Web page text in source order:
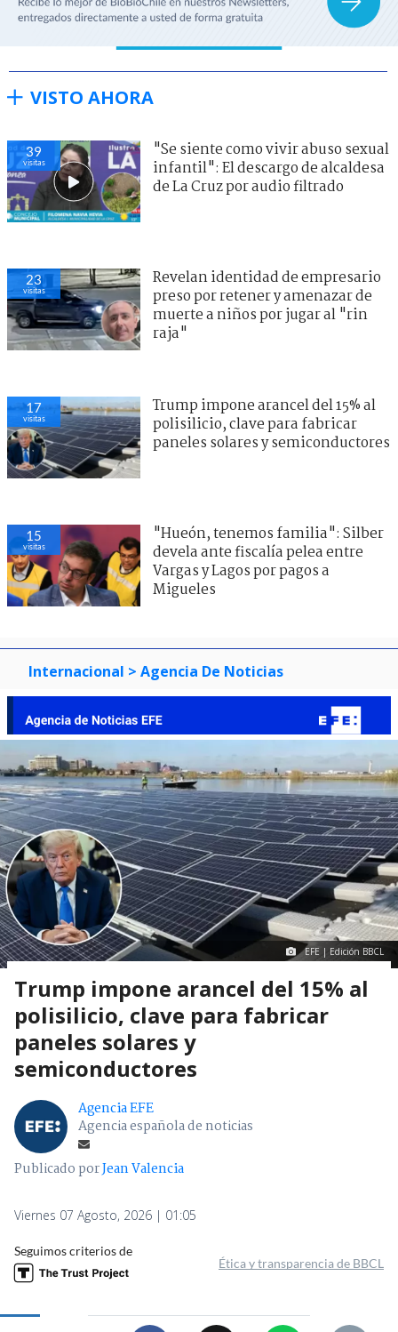
VISTO AHORA
39
visitas
"Se siente como vivir abuso sexual
infantil": El descargo de alcaldesa
de La Cruz por audio filtrado
23
visitas
Revelan identidad de empresario
preso por retener y amenazar de
muerte a niños por jugar al "rin
raja"
17
visitas
Trump impone arancel del 15% al
polisilicio, clave para fabricar
paneles solares y semiconductores
15
visitas
"Hueón, tenemos familia": Silber
devela ante fiscalía pelea entre
Vargas y Lagos por pagos a
Migueles
Internacional > Agencia De Noticias
EFE | Edición BBCL
Trump impone arancel del 15% al
polisilicio, clave para fabricar
paneles solares y
semiconductores
Agencia EFE
Agencia española de noticias
Publicado porJean Valencia
Viernes 07 Agosto, 2026 | 01:05
Seguimos criterios de
Ética y transparencia de BBCL